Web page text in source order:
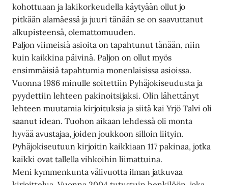
kohottuaan ja lakikorkeudella käytyään ollut jo
pitkään alamäessä ja juuri tänään se on saavuttanut
alkupisteensä, olemattomuuden.
Paljon viimeisiä asioita on tapahtunut tänään, niin
kuin kaikkina päivinä. Paljon on ollut myös
ensimmäisiä tapahtumia monenlaisissa asioissa.
Vuonna 1986 minulle soitettiin Pyhäjokiseudusta ja
pyydettiin lehteen pakinoitsijaksi. Olin lähettänyt
lehteen muutamia kirjoituksia ja siitä kai Yrjö Talvi oli
saanut idean. Tuohon aikaan lehdessä oli monta
hyvää avustajaa, joiden joukkoon silloin liityin.
Pyhäjokiseutuun kirjoitin kaikkiaan 117 pakinaa, jotka
kaikki ovat tallella vihkoihin liimattuina.
Meni kymmenkunta välivuotta ilman jatkuvaa